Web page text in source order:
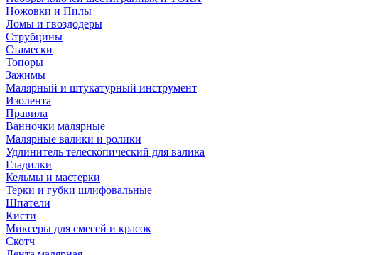
Ножовки и Пилы
Ломы и гвоздодеры
Струбцины
Стамески
Топоры
Зажимы
Малярный и штукатурный инструмент
Изолента
Правила
Ванночки малярные
Малярные валики и ролики
Удлинитель телескопический для валика
Гладилки
Кельмы и мастерки
Терки и губки шлифовальные
Шпатели
Кисти
Миксеры для смесей и красок
Скотч